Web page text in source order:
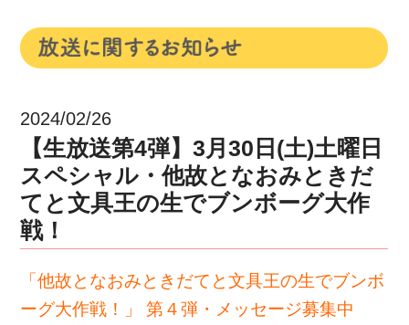
2024/02/26
【生放送第4弾】3月30日(土)土曜日
スペシャル・他故となおみときだ
てと文具王の生でブンボーグ大作
戦！
「他故となおみときだてと文具王の生でブンボ
ーグ大作戦！」 第４弾・メッセージ募集中